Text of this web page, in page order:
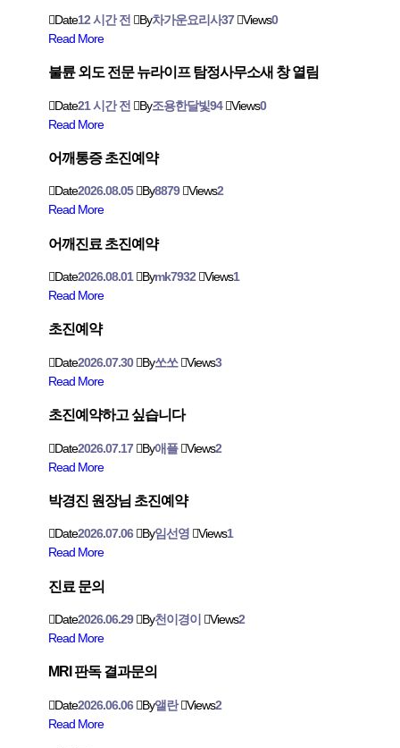
Date12 시간 전 By차가운요리사37 Views0
Read More
불륜 외도 전문 뉴라이프 탐정사무소새 창 열림
Date21 시간 전 By조용한달빛94 Views0
Read More
어깨통증 초진예약
Date2026.08.05 By8879 Views2
Read More
어깨진료 초진예약
Date2026.08.01 Bymk7932 Views1
Read More
초진예약
Date2026.07.30 By쏘쏘 Views3
Read More
초진예약하고 싶습니다
Date2026.07.17 By애플 Views2
Read More
박경진 원장님 초진예약
Date2026.07.06 By임선영 Views1
Read More
진료 문의
Date2026.06.29 By천이경이 Views2
Read More
MRI 판독 결과문의
Date2026.06.06 By앨란 Views2
Read More